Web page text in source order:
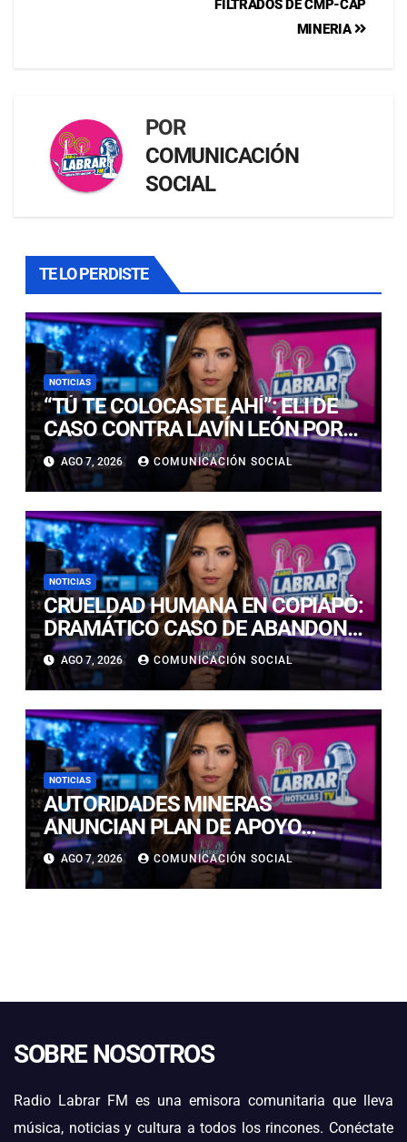
FILTRADOS DE CMP-CAP
MINERIA
POR
COMUNICACIÓN
SOCIAL
TE LO PERDISTE
NOTICIAS
“TÚ TE COLOCASTE AHÍ”: ELI DE
CASO CONTRA LAVÍN LEÓN POR
NO HABLAR CON LA PRENSA AL
DEJAR LA CÁRCEL
AGO 7, 2026 COMUNICACIÓN SOCIAL
NOTICIAS
CRUELDAD HUMANA EN COPIAPÓ:
DRAMÁTICO CASO DE ABANDONO
ANIMAL DE SIETE CACHORROS
AGO 7, 2026 COMUNICACIÓN SOCIAL
NOTICIAS
AUTORIDADES MINERAS
ANUNCIAN PLAN DE APOYO
EXTRAORDINARIO PARA
REACTIVAR FAENAS AFECTADAS
EN COQUIMBO Y ATACAMA
AGO 7, 2026 COMUNICACIÓN SOCIAL
SOBRE NOSOTROS
Radio Labrar FM es una emisora comunitaria que lleva
música, noticias y cultura a todos los rincones. Conéctate